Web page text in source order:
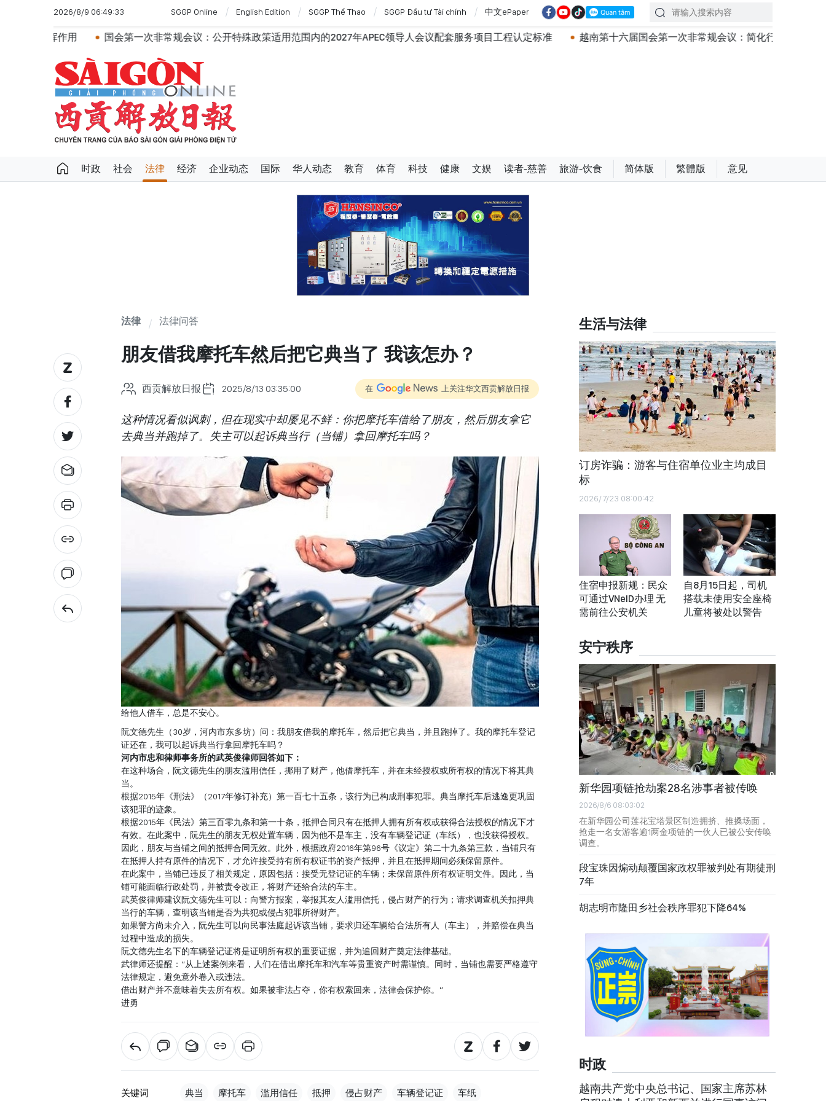
2026/8/9 06:49:33 SGGP Online English Edition SGGP Thể Thao SGGP Đầu tư Tài chính 中文ePaper
第一次非常规会议：公开特殊政策适用范围内的2027年APEC领导人会议配套服务项目工程认定标准 越南第十六届国会第一次非常规会议：简化行政手续但不削弱监管责任
时政 社会 法律 经济 企业动态 国际 华人动态 教育 体育 科技 健康 文娱 读者-慈善 旅游-饮食 简体版 繁體版 意见
法律 法律问答
朋友借我摩托车然后把它典当了 我该怎办？
西贡解放日报 2025/8/13 03:35:00 在 上关注华文西贡解放日报
这种情况看似讽刺，但在现实中却屡见不鲜：你把摩托车借给了朋友，然后朋友拿它
去典当并跑掉了。失主可以起诉典当行（当铺）拿回摩托车吗？
给他人借车，总是不安心。
阮文德先生（30岁，河内市东多坊）问：我朋友借我的摩托车，然后把它典当，并且跑掉了。我的摩托车登记
证还在，我可以起诉典当行拿回摩托车吗？
河内市忠和律师事务所的武英俊律师回答如下：
在这种场合，阮文德先生的朋友滥用信任，挪用了财产，他借摩托车，并在未经授权或所有权的情况下将其典
当。
根据2015年《刑法》（2017年修订补充）第一百七十五条，该行为已构成刑事犯罪。典当摩托车后逃逸更巩固
该犯罪的迹象。
根据2015年《民法》第三百零九条和第一十条，抵押合同只有在抵押人拥有所有权或获得合法授权的情况下才
有效。在此案中，阮先生的朋友无权处置车辆，因为他不是车主，没有车辆登记证（车纸），也没获得授权。
因此，朋友与当铺之间的抵押合同无效。此外，根据政府2016年第96号《议定》第二十九条第三款，当铺只有
在抵押人持有原件的情况下，才允许接受持有所有权证书的资产抵押，并且在抵押期间必须保留原件。
在此案中，当铺已违反了相关规定，原因包括：接受无登记证的车辆；未保留原件所有权证明文件。因此，当
铺可能面临行政处罚，并被责令改正，将财产还给合法的车主。
武英俊律师建议阮文德先生可以：向警方报案，举报其友人滥用信托，侵占财产的行为；请求调查机关扣押典
当行的车辆，查明该当铺是否为共犯或侵占犯罪所得财产。
如果警方尚未介入，阮先生可以向民事法庭起诉该当铺，要求归还车辆给合法所有人（车主），并赔偿在典当
过程中造成的损失。
阮文德先生名下的车辆登记证将是证明所有权的重要证据，并为追回财产奠定法律基础。
武律师还提醒：“从上述案例来看，人们在借出摩托车和汽车等贵重资产时需谨慎。同时，当铺也需要严格遵守
法律规定，避免意外卷入或违法。
借出财产并不意味着失去所有权。如果被非法占夺，你有权索回来，法律会保护你。”
进勇
关键词 典当 摩托车 滥用信任 抵押 侵占财产 车辆登记证 车纸
生活与法律
订房诈骗：游客与住宿单位业主均成目
标
2026/7/23 08:00:42
住宿申报新规：民众
可通过VNeID办理 无
需前往公安机关
自8月15日起，司机
搭载未使用安全座椅
儿童将被处以警告
安宁秩序
新华园项链抢劫案28名涉事者被传唤
2026/8/6 08:03:02
在新华园公司莲花宝塔景区制造拥挤、推搡场面，
抢走一名女游客逾1两金项链的一伙人已被公安传唤
调查。
段宝珠因煽动颠覆国家政权罪被判处有期徒刑
7年
胡志明市隆田乡社会秩序罪犯下降64%
时政
越南共产党中央总书记、国家主席苏林